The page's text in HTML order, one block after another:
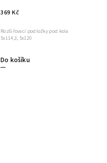
369 Kč
Do košíku
Rozšiřovací podložky pod kola
5x114,3, 5x120